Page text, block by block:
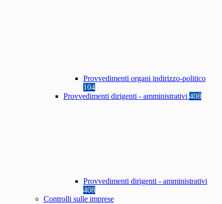
Provvedimenti organi indirizzo-politico
104
Provvedimenti dirigenti - amministrativi 408
Provvedimenti dirigenti - amministrativi
408
Controlli sulle imprese